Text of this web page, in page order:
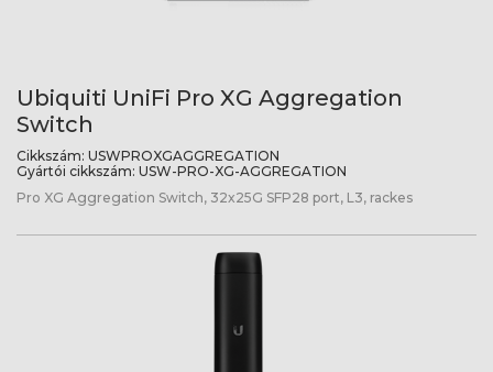
Ubiquiti UniFi Pro XG Aggregation
Switch
Cikkszám: USWPROXGAGGREGATION
Gyártói cikkszám: USW-PRO-XG-AGGREGATION
Pro XG Aggregation Switch, 32x25G SFP28 port, L3, rackes